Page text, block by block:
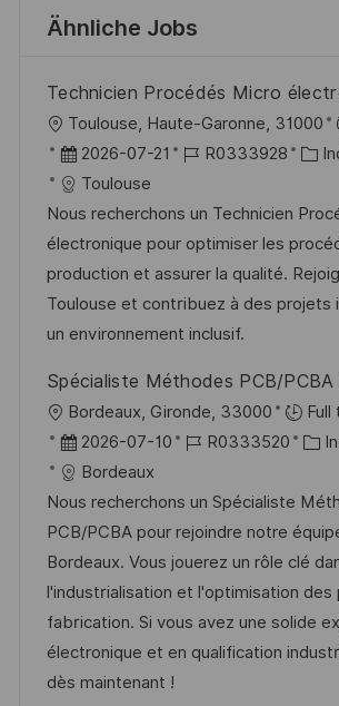
Ähnliche Jobs
Technicien Procédés Micro
O
r
t
Toulouse, Haute-Garonne, 31000
D
a
t
u
m
d
e
V
e
r
ö
f
f
e
n
t
l
i
2026-07-21
J
b
-
I
D
R0333928
K
t
e
g
o
e
Toulouse
Nous recherchons un Technicien
électronique pour optimiser les
production et assurer la qualité.
Toulouse et contribuez à des projets
un environnement inclusif.
Spécialiste Méthodes PCB/PCBA
O
r
t
Bordeaux, Gironde, 33000
Full
D
a
t
u
m
d
e
r
V
2026-07-10
J
b
-
I
D
R0333520
K
t
e
g
o
r
i
Bordeaux
Nous recherchons un Spécialiste
PCB/PCBA pour rejoindre notre
Bordeaux. Vous jouerez un rôle clé
l'industrialisation et l'optimisation des
fabrication. Si vous avez une solide
électronique et en qualification
dès maintenant !